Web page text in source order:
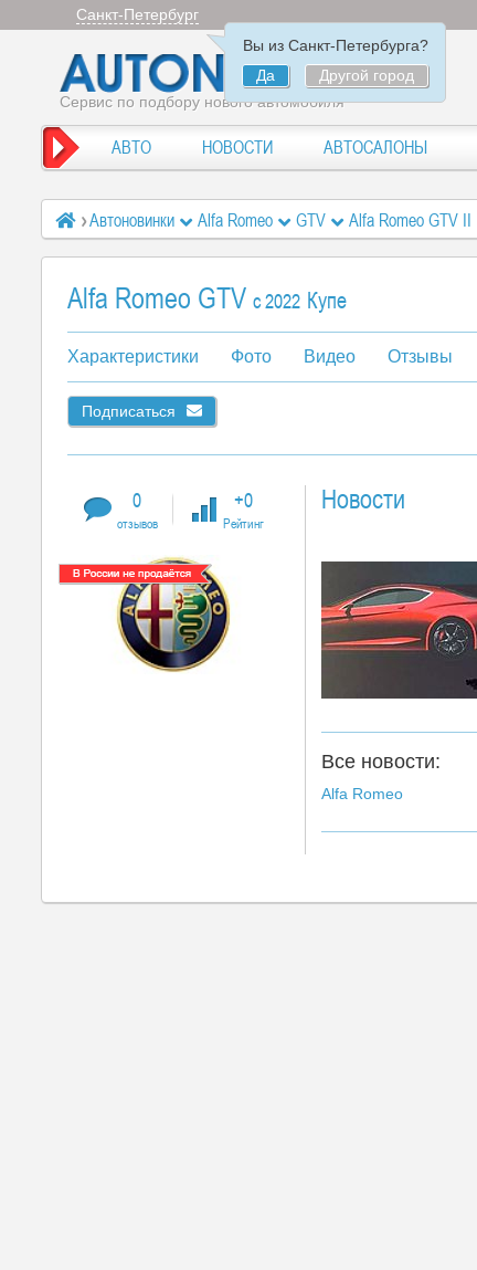
Санкт-Петербург
Вы из Санкт-Петербурга?
Да
Другой город
Сервис по подбору нового автомобиля
АВТО НОВОСТИ АВТОСАЛОНЫ
Автоновинки Alfa Romeo GTV Alfa Romeo GTV II
Alfa Romeo GTV c 2022 Купе
Характеристики Фото Видео Отзывы
Подписаться
0
отзывов
+0
Рейтинг
Новости
Все новости:
Alfa Romeo